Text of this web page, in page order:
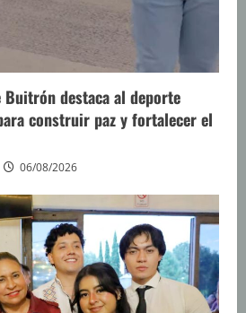
Buitrón destaca al deporte
construir paz y fortalecer el
06/08/2026